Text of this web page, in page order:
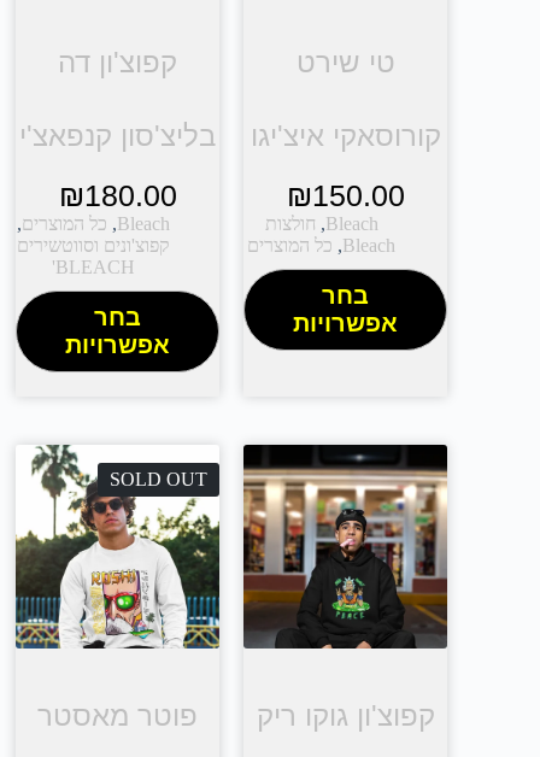
טי שירט
קורוסאקי איצ'יגו
₪150.00
Bleach
, חולצות
Bleach
, כל המוצרים
בחר
אפשרויות
קפוצ'ון דה
בליצ'סון קנפאצ'י
₪180.00
Bleach
, כל המוצרים,
קפוצ'ונים וסווטשירים
BLEACH'
בחר
אפשרויות
קפוצ'ון גוקו ריק
SOLD OUT
פוטר מאסטר